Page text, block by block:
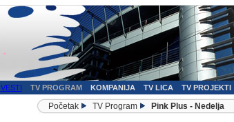
VESTI TV PROGRAM KOMPANIJA TV LICA TV PROJEKTI
Početak TV Program Pink Plus - Nedelja